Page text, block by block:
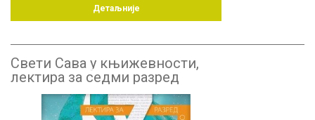
Детаљније
Свети Сава у књижевности,
лектира за седми разред